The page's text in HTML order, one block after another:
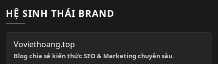
HỆ SINH THÁI BRAND
Voviethoang.top
Blog chia sẻ kiến thức SEO & Marketing chuyên sâu.